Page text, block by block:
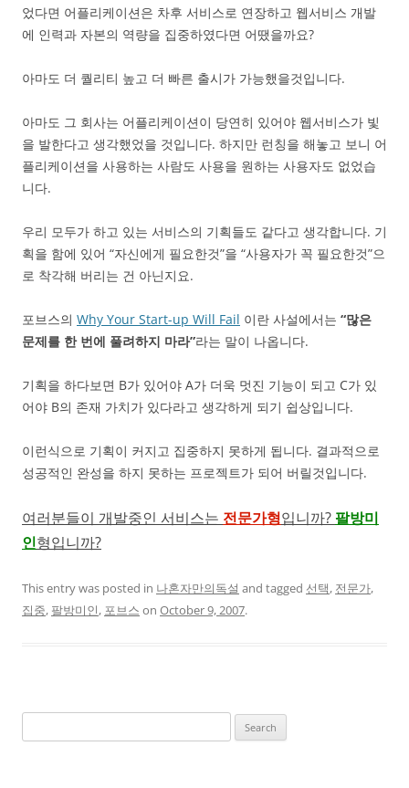
었다면 어플리케이션은 차후 서비스로 연장하고 웹서비스 개발
에 인력과 자본의 역량을 집중하였다면 어땠을까요?
아마도 더 퀄리티 높고 더 빠른 출시가 가능했을것입니다.
아마도 그 회사는 어플리케이션이 당연히 있어야 웹서비스가 빛
을 발한다고 생각했었을 것입니다. 하지만 런칭을 해놓고 보니 어
플리케이션을 사용하는 사람도 사용을 원하는 사용자도 없었습
니다.
우리 모두가 하고 있는 서비스의 기획들도 같다고 생각합니다. 기
획을 함에 있어 “자신에게 필요한것”을 “사용자가 꼭 필요한것”으
로 착각해 버리는 건 아닌지요.
포브스의 Why Your Start-up Will Fail 이란 사설에서는 “많은
문제를 한 번에 풀려하지 마라”라는 말이 나옵니다.
기획을 하다보면 B가 있어야 A가 더욱 멋진 기능이 되고 C가 있
어야 B의 존재 가치가 있다라고 생각하게 되기 쉽상입니다.
이런식으로 기획이 커지고 집중하지 못하게 됩니다. 결과적으로
성공적인 완성을 하지 못하는 프로젝트가 되어 버릴것입니다.
여러분들이 개발중인 서비스는 전문가형입니까?팔방미
인형입니까?
This entry was posted in 나혼자만의독설 and tagged 선택, 전문가,
집중, 팔방미인, 포브스 on October 9, 2007.
for: